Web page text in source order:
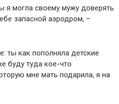
я могла своему мужу доверять
запасной аэродром, –
ты как пополняла детские
буду туда кое-что
мне мать подарила, я на